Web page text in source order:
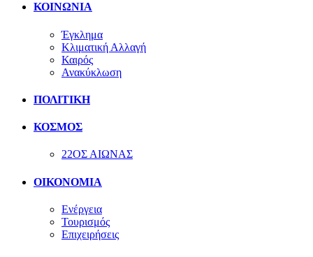
ΚΟΙΝΩΝΙΑ
Έγκλημα
Κλιματική Αλλαγή
Καιρός
Ανακύκλωση
ΠΟΛΙΤΙΚΗ
ΚΟΣΜΟΣ
22ΟΣ ΑΙΩΝΑΣ
ΟΙΚΟΝΟΜΙΑ
Ενέργεια
Τουρισμός
Επιχειρήσεις